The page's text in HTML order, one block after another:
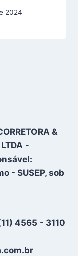
2024
&
-
- SUSEP, sob
4565 - 3110